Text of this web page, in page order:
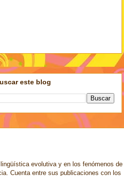
este blog
evolutiva y en los fenómenos de
Cuenta entre sus publicaciones con los